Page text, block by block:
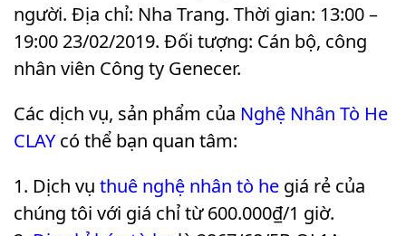
người. Địa chỉ: Nha Trang. Thời gian: 13:00 –
19:00 23/02/2019. Đối tượng: Cán bộ, công
nhân viên Công ty Genecer.
Các dịch vụ, sản phẩm của Nghệ Nhân Tò He
CLAY có thể bạn quan tâm:
Dịch vụ thuê nghệ nhân tò he giá rẻ của
chúng tôi với giá chỉ từ 600.000₫/1 giờ.